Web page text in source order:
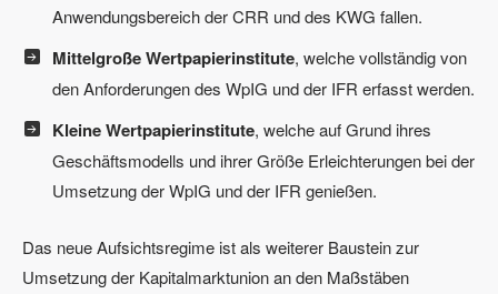
Anwendungsbereich der CRR und des KWG fallen.
Mittelgroße Wertpapierinstitute, welche vollständig von
den Anforderungen des WpIG und der IFR erfasst werden.
Kleine Wertpapierinstitute, welche auf Grund ihres
Geschäftsmodells und ihrer Größe Erleichterungen bei der
Umsetzung der WpIG und der IFR genießen.
Das neue Aufsichtsregime ist als weiterer Baustein zur
Umsetzung der Kapitalmarktunion an den Maßstäben